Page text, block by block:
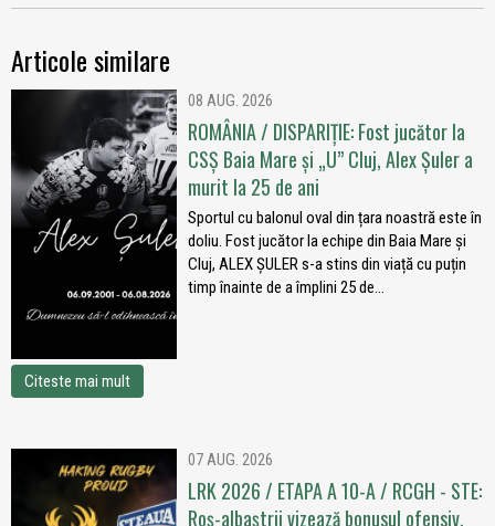
Articole similare
08 AUG. 2026
ROMÂNIA / DISPARIȚIE: Fost jucător la
CSȘ Baia Mare și „U” Cluj, Alex Șuler a
murit la 25 de ani
Sportul cu balonul oval din țara noastră este în
doliu. Fost jucător la echipe din Baia Mare și
Cluj, ALEX ȘULER s-a stins din viață cu puțin
timp înainte de a împlini 25 de...
Citeste mai mult
07 AUG. 2026
LRK 2026 / ETAPA A 10-A / RCGH - STE:
Roș-albaștrii vizează bonusul ofensiv,